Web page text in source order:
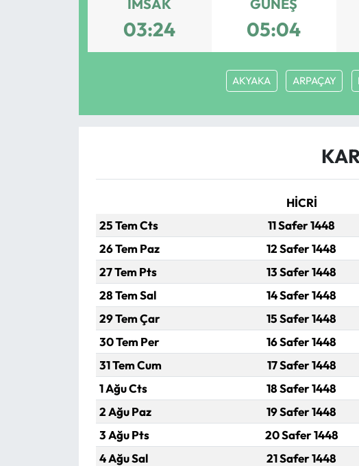
İMSAK
03:24
GÜNEŞ
05:04
AKYAKA ARPAÇAY
HİCRİ
25 Tem Cts
11 Safer 1448
26 Tem Paz
12 Safer 1448
27 Tem Pts
13 Safer 1448
28 Tem Sal
14 Safer 1448
29 Tem Çar
15 Safer 1448
30 Tem Per
16 Safer 1448
31 Tem Cum
17 Safer 1448
1 Ağu Cts
18 Safer 1448
2 Ağu Paz
19 Safer 1448
3 Ağu Pts
20 Safer 1448
4 Ağu Sal
21 Safer 1448
Kültür Sanat
Laçin Haberleri
Mecitözü Haberleri
Oğuzlar Haberleri
Ortaköy Haberleri
Osmancık Haberleri